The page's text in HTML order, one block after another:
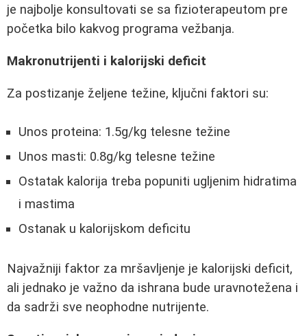
je najbolje konsultovati se sa fizioterapeutom pre
početka bilo kakvog programa vežbanja.
Makronutrijenti i kalorijski deficit
Za postizanje željene težine, ključni faktori su:
Unos proteina: 1.5g/kg telesne težine
Unos masti: 0.8g/kg telesne težine
Ostatak kalorija treba popuniti ugljenim hidratima
i mastima
Ostanak u kalorijskom deficitu
Najvažniji faktor za mršavljenje je kalorijski deficit,
ali jednako je važno da ishrana bude uravnotežena i
da sadrži sve neophodne nutrijente.